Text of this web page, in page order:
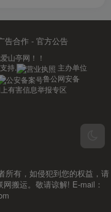
告合作 - 官方公告
山亭网！！
持.
主办单位
鲁公网安备
有害信息举报专区
所有，如侵犯到您的权益，请
搬运。敬请谅解! E-mail：